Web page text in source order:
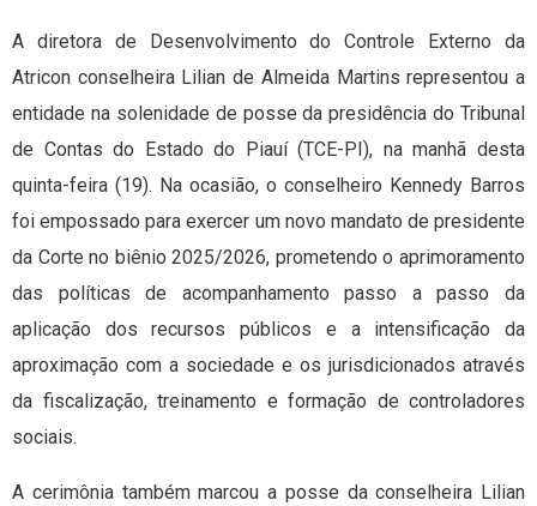
A diretora de Desenvolvimento do Controle Externo da
Atricon conselheira Lilian de Almeida Martins representou a
entidade na solenidade de posse da presidência do Tribunal
de Contas do Estado do Piauí (TCE-PI), na manhã desta
quinta-feira (19). Na ocasião, o conselheiro Kennedy Barros
foi empossado para exercer um novo mandato de presidente
da Corte no biênio 2025/2026, prometendo o aprimoramento
das políticas de acompanhamento passo a passo da
aplicação dos recursos públicos e a intensificação da
aproximação com a sociedade e os jurisdicionados através
da fiscalização, treinamento e formação de controladores
sociais.
A cerimônia também marcou a posse da conselheira Lilian